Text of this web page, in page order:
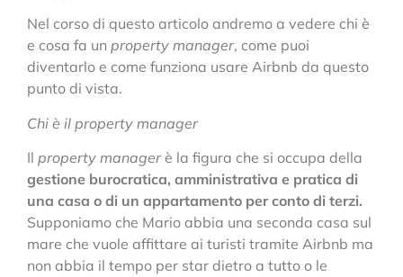
Nel corso di questo articolo andremo a vedere chi è
e cosa fa un property manager, come puoi
diventarlo e come funziona usare Airbnb da questo
punto di vista.
Chi è il property manager
Il property managerè la figura che si occupa della
gestione burocratica, amministrativa e pratica di
una casa o di un appartamento per conto di terzi.
Supponiamo che Mario abbia una seconda casa sul
mare che vuole affittare ai turisti tramite Airbnb ma
non abbia il tempo per star dietro a tutto o le